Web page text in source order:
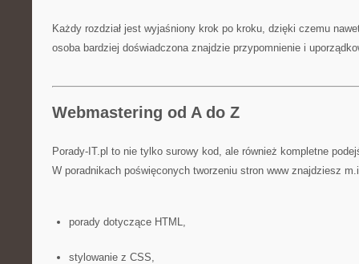
Każdy rozdział jest wyjaśniony krok po kroku, dzięki czemu
osoba bardziej doświadczona znajdzie przypomnienie i
Webmastering od A do Z
Porady-IT.pl to nie tylko surowy kod, ale również kompletne
W poradnikach poświęconych tworzeniu stron www znajdziesz
porady dotyczące HTML,
stylowanie z CSS,